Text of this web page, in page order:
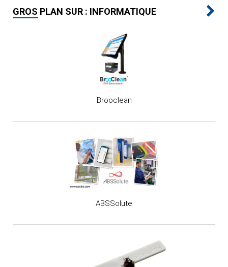
GROS PLAN SUR : INFORMATIQUE
Brooclean
ABSSolute